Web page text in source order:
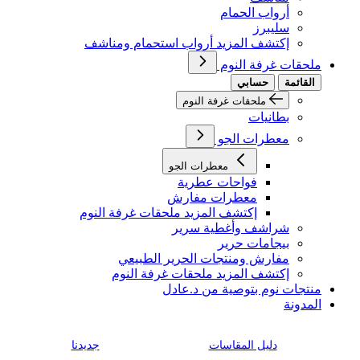
أرواب الحمام
سليبرز
إكتشف المزيد أرواب استحمام ومناشف
ملحقات غرفة النوم
القائمة
حسابي
ملحقات غرفة النوم
بطانيات
معطرات الجو
معطرات الجو
فواحات عطرية
معطرات مفارش
إكتشف المزيد ملحقات غرفة النوم
شراشف وأغطية سرير
بيجامات حرير
مفارش ومنتجات الحرير الطبيعي
إكتشف المزيد ملحقات غرفة النوم
منتجات نوم بتوصية من د.عادل
المدونة
دليل المقاسات جديدنا